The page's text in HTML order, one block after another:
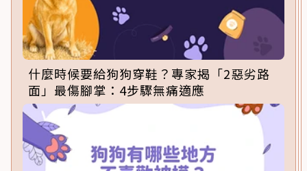
什麼時候要給狗狗穿鞋？專家揭「2惡劣路
面」最傷腳掌：4步驟無痛適應